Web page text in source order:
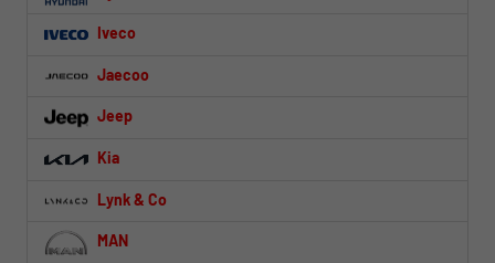
Iveco
Jaecoo
Jeep
Kia
Lynk & Co
MAN